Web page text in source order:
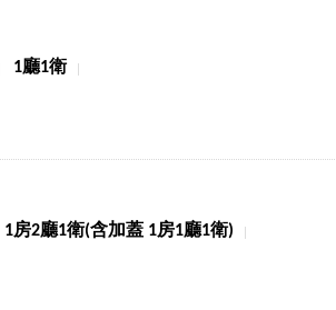
1廳1衛
1房2廳1衛(含加蓋 1房1廳1衛)